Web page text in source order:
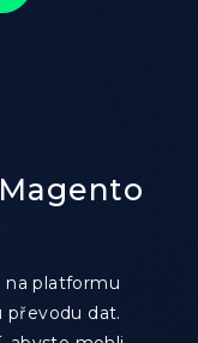
na platformu
převodu dat.